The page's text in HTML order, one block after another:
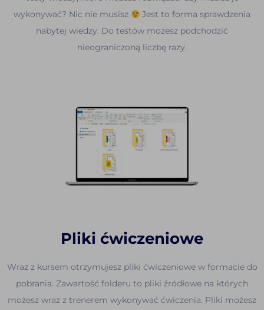
wykonywać? Nic nie musisz
Jest to forma sprawdzenia
nabytej wiedzy. Do testów możesz podchodzić
nieograniczoną liczbę razy.
Pliki ćwiczeniowe
Wraz z kursem otrzymujesz pliki ćwiczeniowe w formacie do
pobrania. Zawartość folderu to pliki źródłowe na których
możesz wraz z trenerem wykonywać ćwiczenia. Pliki możesz